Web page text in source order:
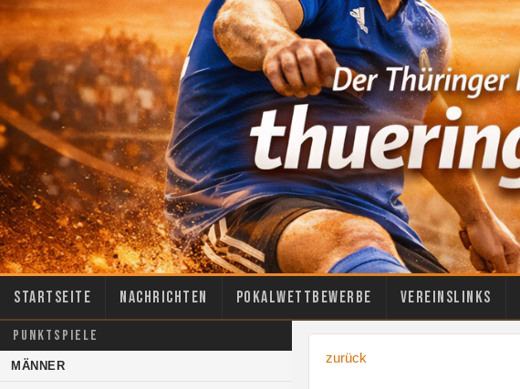
Startseite Nachrichten Pokalwettbewerbe Vereinslinks
PUNKTSPIELE
MÄNNER
zurück